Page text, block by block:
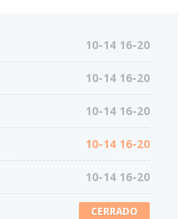
10-14 16-20
10-14 16-20
10-14 16-20
10-14 16-20
10-14 16-20
CERRADO